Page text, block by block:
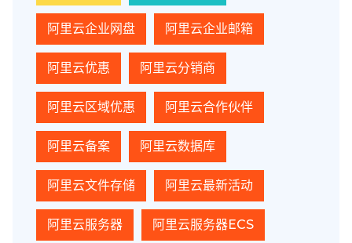
阿里云企业网盘 阿里云企业邮箱
阿里云优惠 阿里云分销商
阿里云区域优惠 阿里云合作伙伴
阿里云备案 阿里云数据库
阿里云文件存储 阿里云最新活动
阿里云服务器 阿里云服务器ECS